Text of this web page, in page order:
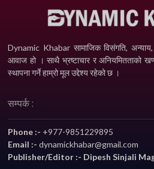
Dynamic Khabar सामाजिक विसंगति, अन्याय,
आवाज हो । साथै भ्रष्टाचार र अनियमितताको
स्थापना गर्ने हाम्रो मूल उद्देश्य रहेको छ ।
सम्पर्क :
Phone :- +977-9851229895
Email :-dynamickhabar@gmail.com
Publisher/Editor :- Dipesh Sinjali